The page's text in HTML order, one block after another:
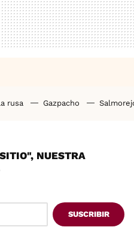
rusa Gazpacho
NUESTRA
SUSCRIBIR